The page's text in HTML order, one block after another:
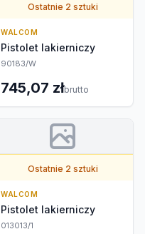
Ostatnie 2 sztuki
WALCOM
Pistolet lakierniczy
90183/W
745,07 złbrutto
Ostatnie 2 sztuki
WALCOM
Pistolet lakierniczy
013013/1